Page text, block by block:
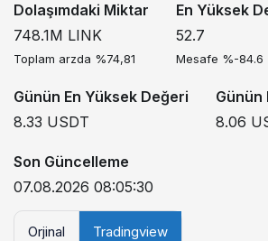
Dolaşımdaki Miktar
748.1M LINK
Toplam arzda %74,81
En Yüksek
52.7
Mesafe %-84.6
Günün En Yüksek Değeri
8.33 USDT
Günün
8.06
Son Güncelleme
07.08.2026 08:05:30
Orjinal Tradingview